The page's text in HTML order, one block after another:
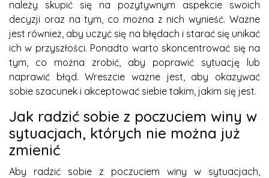
należy skupić się na pozytywnym aspekcie swoich
decyzji oraz na tym, co można z nich wynieść. Ważne
jest również, aby uczyć się na błędach i starać się unikać
ich w przyszłości. Ponadto warto skoncentrować się na
tym, co można zrobić, aby poprawić sytuację lub
naprawić błąd. Wreszcie ważne jest, aby okazywać
sobie szacunek i akceptować siebie takim, jakim się jest.
Jak radzić sobie z poczuciem winy w
sytuacjach, których nie można już
zmienić
Aby radzić sobie z poczuciem winy w sytuacjach,